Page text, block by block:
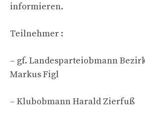
informieren.
Teilnehmer :
– gf. Landesparteiobmann
Markus Figl
– Klubobmann Harald Zierfuß